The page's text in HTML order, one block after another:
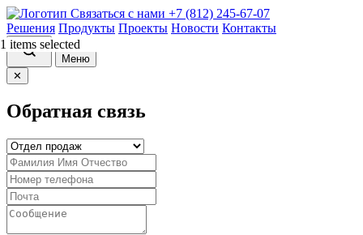
Связаться с нами +7 (812) 245-67-07
Решения Продукты Проекты Новости Контакты
Меню
✕
Обратная связь
1 items selected